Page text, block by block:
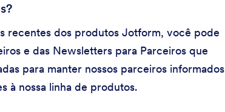
recentes dos produtos Jotform, você pode
e das Newsletters para Parceiros que
para manter nossos parceiros informados
à nossa linha de produtos.